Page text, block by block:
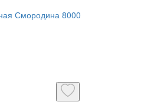
Смородина 8000